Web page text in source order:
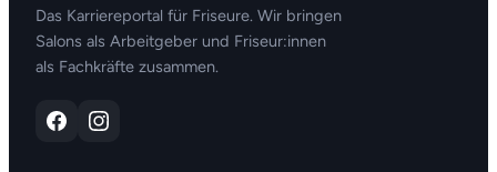
Das Karriereportal für Friseure. Wir bringen
Salons als Arbeitgeber und Friseur:innen
als Fachkräfte zusammen.